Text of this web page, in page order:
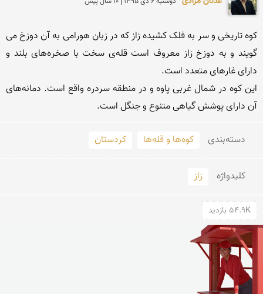
آن دارای پوشش گیاهی متنوع و جنگل است.
دسته‌بندی کوه‌ها و قله‌ها کردستان
کلید‌واژه زاز
54.9K بازدید